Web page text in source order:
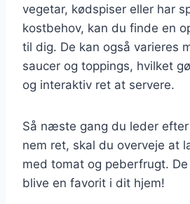
vegetar, kødspiser eller har
kostbehov, kan du finde en
til dig. De kan også varieres
saucer og toppings, hvilket
og interaktiv ret at servere.
Så næste gang du leder
nem ret, skal du overveje at
med tomat og peberfrugt.
blive en favorit i dit hjem!